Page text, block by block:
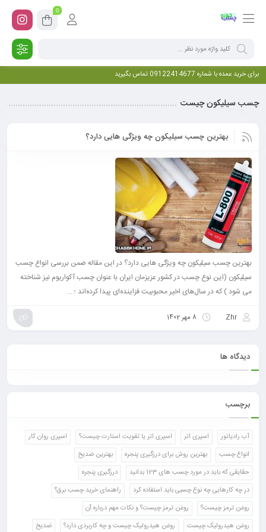
0
برای خرید عمده با شماره 09122414677 تماس بگیرید
چسب سیلیکون چیست
بهترین چسب سیلیکون چه ویژگی هایی دارد؟
بهترین چسب سیلیکون چه ویژگی هایی دارد؟ در این مقاله ضمن بررسی انواع چسب
سیلیکون (این نوع چسب در کشور عزیزمان ایران با عنوان چسب آکواریوم نیز شناخته
می شود ) که در سال‌های اخیر محبوبیت فزاینده‌ای پیدا کرده‌اند ؛ ...
Zhr 8 مهر 1402
دیدگاه ها
برچسب
آب رادیاتور اسپری اتر اسپری اتر یا تقویت استارت چیست؟
اسپری روان کار
انواع چسب
بهترین روش برای درزگیری پنجره
بهترین ضدیخ
حقایقی که باید در مورد چسب های 123 بدانید
درزگیری پنجره
در چه کارهایی چه نوع چسبی باید استفاده کرد
راهنمای خرید چسب برق؟
روغن ترمز چیست؟
روغن ترمز چیست؟ و نکات مهم درباره آن
روغن هیدرولیک چیست
روغن هیدرولیک چیست و چه کاربردی دارد؟
ضدیخ